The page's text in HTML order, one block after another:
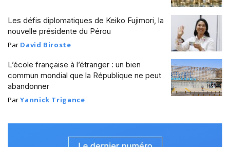
Les défis diplomatiques de Keiko Fujimori, la
nouvelle présidente du Pérou
Par David Biroste
L’école française à l’étranger : un bien
commun mondial que la République ne peut
abandonner
ParYannick Trigance